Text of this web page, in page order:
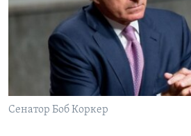
Learning English
СОЦИАЛЬНЫЕ СЕТИ
Сенатор Боб Коркер